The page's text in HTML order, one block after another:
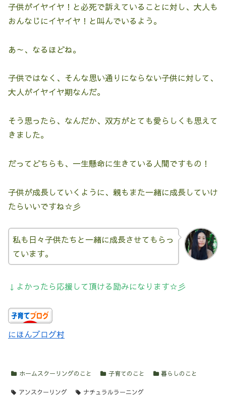
子供がイヤイヤ！と必死で訴えていることに対し、大人も
おんなじにイヤイヤ！と叫んでいるよう。
あ～、なるほどね。
子供ではなく、そんな思い通りにならない子供に対して、
大人がイヤイヤ期なんだ。
そう思ったら、なんだか、双方がとても愛らしくも思えて
きました。
だってどちらも、一生懸命に生きている人間ですもの！
子供が成長していくように、親もまた一緒に成長していけ
たらいいですね☆彡
私も日々子供たちと一緒に成長させてもらっ
ています。
↓よかったら応援して頂ける励みになります☆彡
にほんブログ村
ホームスクーリングのこと 子育てのこと 暮らしのこと
アンスクーリング
ナチュラルラーニング